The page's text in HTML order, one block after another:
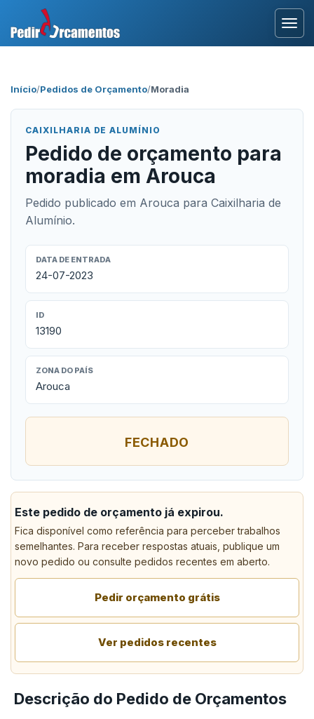
Início/Pedidos de Orçamento/Moradia
CAIXILHARIA DE ALUMÍNIO
Pedido de orçamento para
moradia em Arouca
Pedido publicado em Arouca para Caixilharia de
Alumínio.
DATA DE ENTRADA
24-07-2023
ID
13190
ZONA DO PAÍS
Arouca
FECHADO
Este pedido de orçamento já expirou.
Fica disponível como referência para perceber trabalhos
semelhantes. Para receber respostas atuais, publique um
novo pedido ou consulte pedidos recentes em aberto.
Pedir orçamento grátis
Ver pedidos recentes
Descrição do Pedido de Orçamentos
Área Profissional
Como Funciona?
Testemunhos